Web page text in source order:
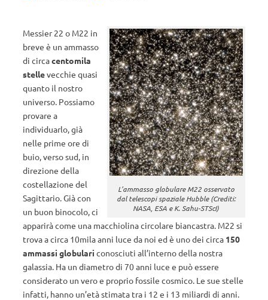
L’ammasso globulare M22 osservato
dal telescopi spaziale Hubble (Crediti:
NASA, ESA e K. Sahu-STScI)
Messier 22 o M22 in
breve è un ammasso
di circacentomila
stellevecchie quasi
quanto il nostro
universo. Possiamo
provare a
individuarlo, già
nelle prime ore di
buio, verso sud, in
direzione della
costellazione del
Sagittario. Già con
un buon binocolo, ci
apparirà come una macchiolina circolare biancastra. M22 si
trova a circa 10mila anni luce da noi ed è uno dei circa 150
ammassi globulari conosciuti all’interno della nostra
galassia. Ha un diametro di 70 anni luce e può essere
considerato un vero e proprio fossile cosmico. Le sue stelle
infatti, hanno un’età stimata tra i 12 e i 13 miliardi di anni.